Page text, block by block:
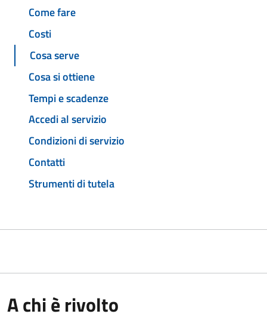
Come fare
Costi
Cosa serve
Cosa si ottiene
Tempi e scadenze
Accedi al servizio
Condizioni di servizio
Contatti
Strumenti di tutela
A chi è rivolto